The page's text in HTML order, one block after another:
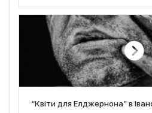
“Квіти для Елджернона” в